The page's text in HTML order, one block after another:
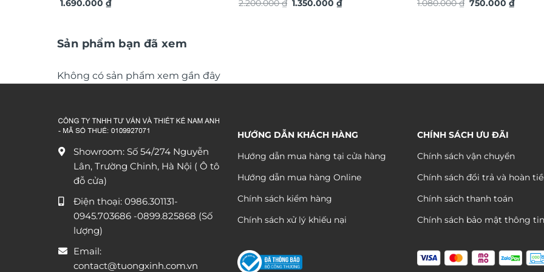
xuôi gió TDV19
1.690.000₫
ứng dát vàng TG4912S
2.200.000₫ Giá
1.350.000₫Giá
chuyển động trang trí nội thất
1.080.000₫ Giá
750.000₫Giá
Sản phẩm bạn đã xem
Không có sản phẩm xem gần đây
Showroom: Số 54/274 Nguyễn
Lân, Trường Chinh, Hà Nội ( Ô tô
đỗ cửa)
Điện thoại: 0986.301131-
0945.703686 -0899.825868 (Số
lượng)
Email:
contact@tuongxinh.com.vn
HƯỚNG DẪN KHÁCH HÀNG
Hướng dẫn mua hàng tại cửa hàng
Hướng dẫn mua hàng Online
Chính sách kiểm hàng
Chính sách xử lý khiếu nại
CHÍNH SÁCH ƯU ĐÃI
Chính sách vận chuyển
Chính sách đổi trả và hoàn
Chính sách thanh toán
Chính sách bảo mật thông tin